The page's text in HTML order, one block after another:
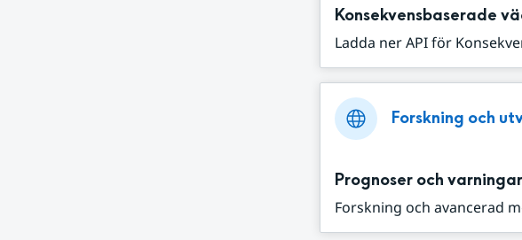
Konsekvensbaserade
Ladda ner API för
Forskning och
Prognoser och varningar
Forskning och avancerad